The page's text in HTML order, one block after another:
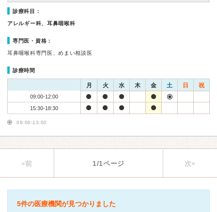
診療科目：
アレルギー科、耳鼻咽喉科
専門医・資格：
耳鼻咽喉科専門医、めまい相談医
診療時間
月 火 水 木 金 土 日 祝
09:00-12:00
15:30-18:30
09:00-13:00
«前 1/1ページ 次»
5件の医療機関が見つかりました